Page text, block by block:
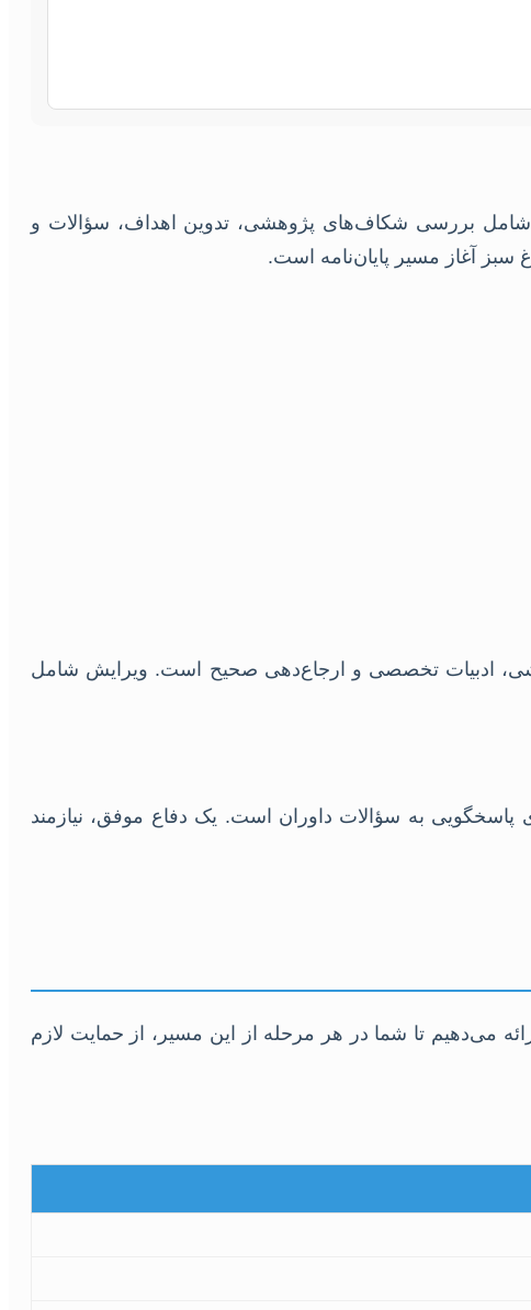
شامل بررسی شکاف‌های پژوهشی، تدوین اهداف، سؤالات و
آغاز مسیر پایان‌نامه است.
ادبیات تخصصی و ارجاع‌دهی صحیح است. ویرایش شامل
پاسخگویی به سؤالات داوران است. یک دفاع موفق، نیازمند
می‌دهیم تا شما در هر مرحله از این مسیر، از حمایت لازم